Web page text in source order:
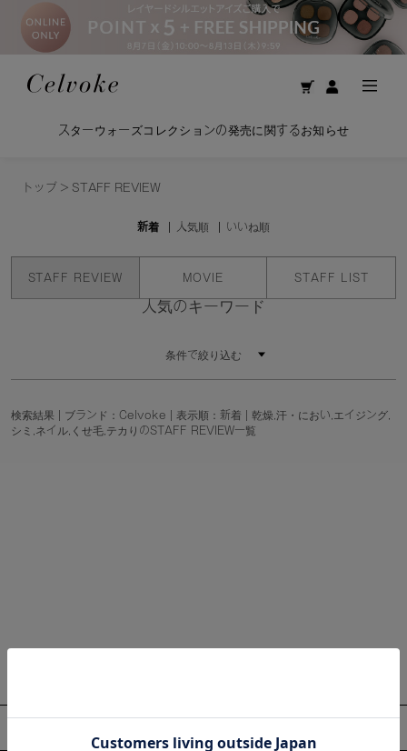
スターウォーズコレクションの発売に関するお知らせ
トップ > STAFF REVIEW
新着 人気順 いいね順
STAFF REVIEW MOVIE STAFF LIST
人気のキーワード
条件で絞り込む
検索結果 | ブランド：Celvoke | 表示順：新着 | 乾燥,汗・におい,エイジング,
シミ,ネイル,くせ毛,テカりのSTAFF REVIEW一覧